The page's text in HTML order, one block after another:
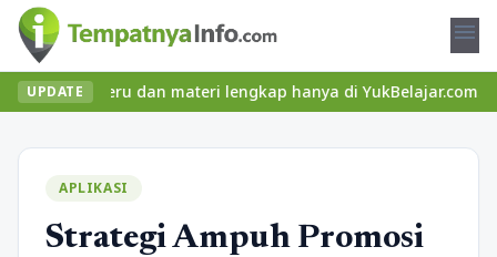
menu
UPDATE
seru dan materi lengkap hanya di YukBelajar.com. Mulai
APLIKASI
Strategi Ampuh Promosi